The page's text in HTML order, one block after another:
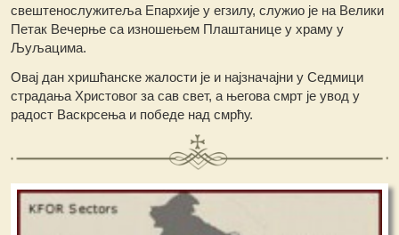
свештенослужитеља Епархије у егзилу, служио је на Велики
Петак Вечерње са изношењем Плаштанице у храму у
Љуљацима.
Овај дан хришћанске жалости је и најзначајни у Седмици
страдања Христовог за сав свет, а његова смрт је увод у
радост Васкрсења и победе над смрћу.